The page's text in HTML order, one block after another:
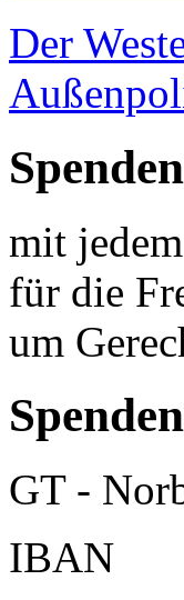
Der
mit
für die
um
GT -
IBAN